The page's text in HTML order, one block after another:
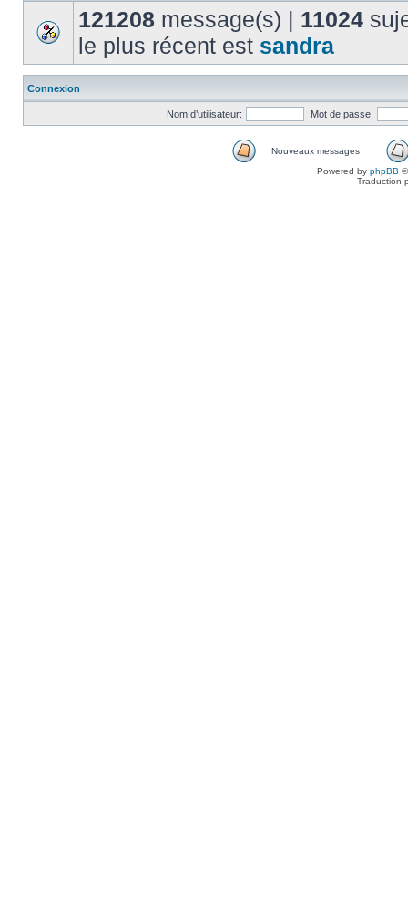
121208 message(s) | 11024
le plus récent est sandra
Connexion
Nom d’utilisateur: Mot de passe:
Nouveaux messages
Powered by phpBB
Traduction